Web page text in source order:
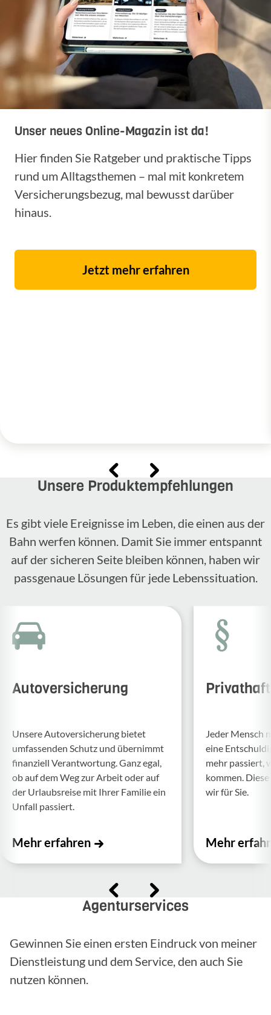
Unser neues Online-Magazin ist da!
Hier finden Sie Ratgeber und praktische Tipps
rund um Alltagsthemen – mal mit konkretem
Versicherungsbezug, mal bewusst darüber
hinaus.
Jetzt mehr erfahren
Unsere Produktempfehlungen
Es gibt viele Ereignisse im Leben, die einen aus der
Bahn werfen können. Damit Sie immer entspannt
auf der sicheren Seite bleiben können, haben wir
passgenaue Lösungen für jede Lebenssituation.
Autoversicherung
Unsere Auto­ver­si­che­rung bietet
umfas­senden Schutz und über­nimmt
finan­ziell Verant­wor­tung. Ganz egal,
ob auf dem Weg zur Arbeit oder auf
der Urlaubs­reise mit Ihrer Familie ein
Unfall passiert.
Mehr erfahren
Jeder Mensch
eine
mehr passiert,
kommen.
wir für Sie.
Mehr
Agenturservices
Gewinnen Sie einen ersten Eindruck von meiner
Dienstleistung und dem Service, den auch Sie
nutzen können.